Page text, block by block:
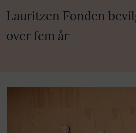
Lauritzen Fonden
over fem år